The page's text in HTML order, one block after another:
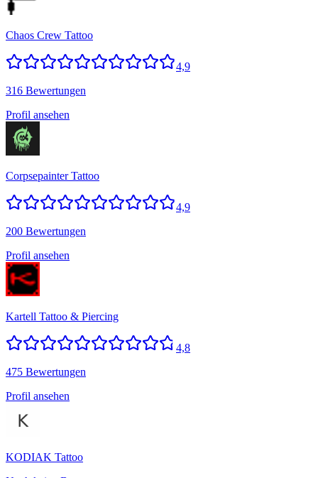
Chaos Crew Tattoo
4,9
316 Bewertungen
Profil ansehen
Corpsepainter Tattoo
4,9
200 Bewertungen
Profil ansehen
Kartell Tattoo & Piercing
4,8
475 Bewertungen
Profil ansehen
KODIAK Tattoo